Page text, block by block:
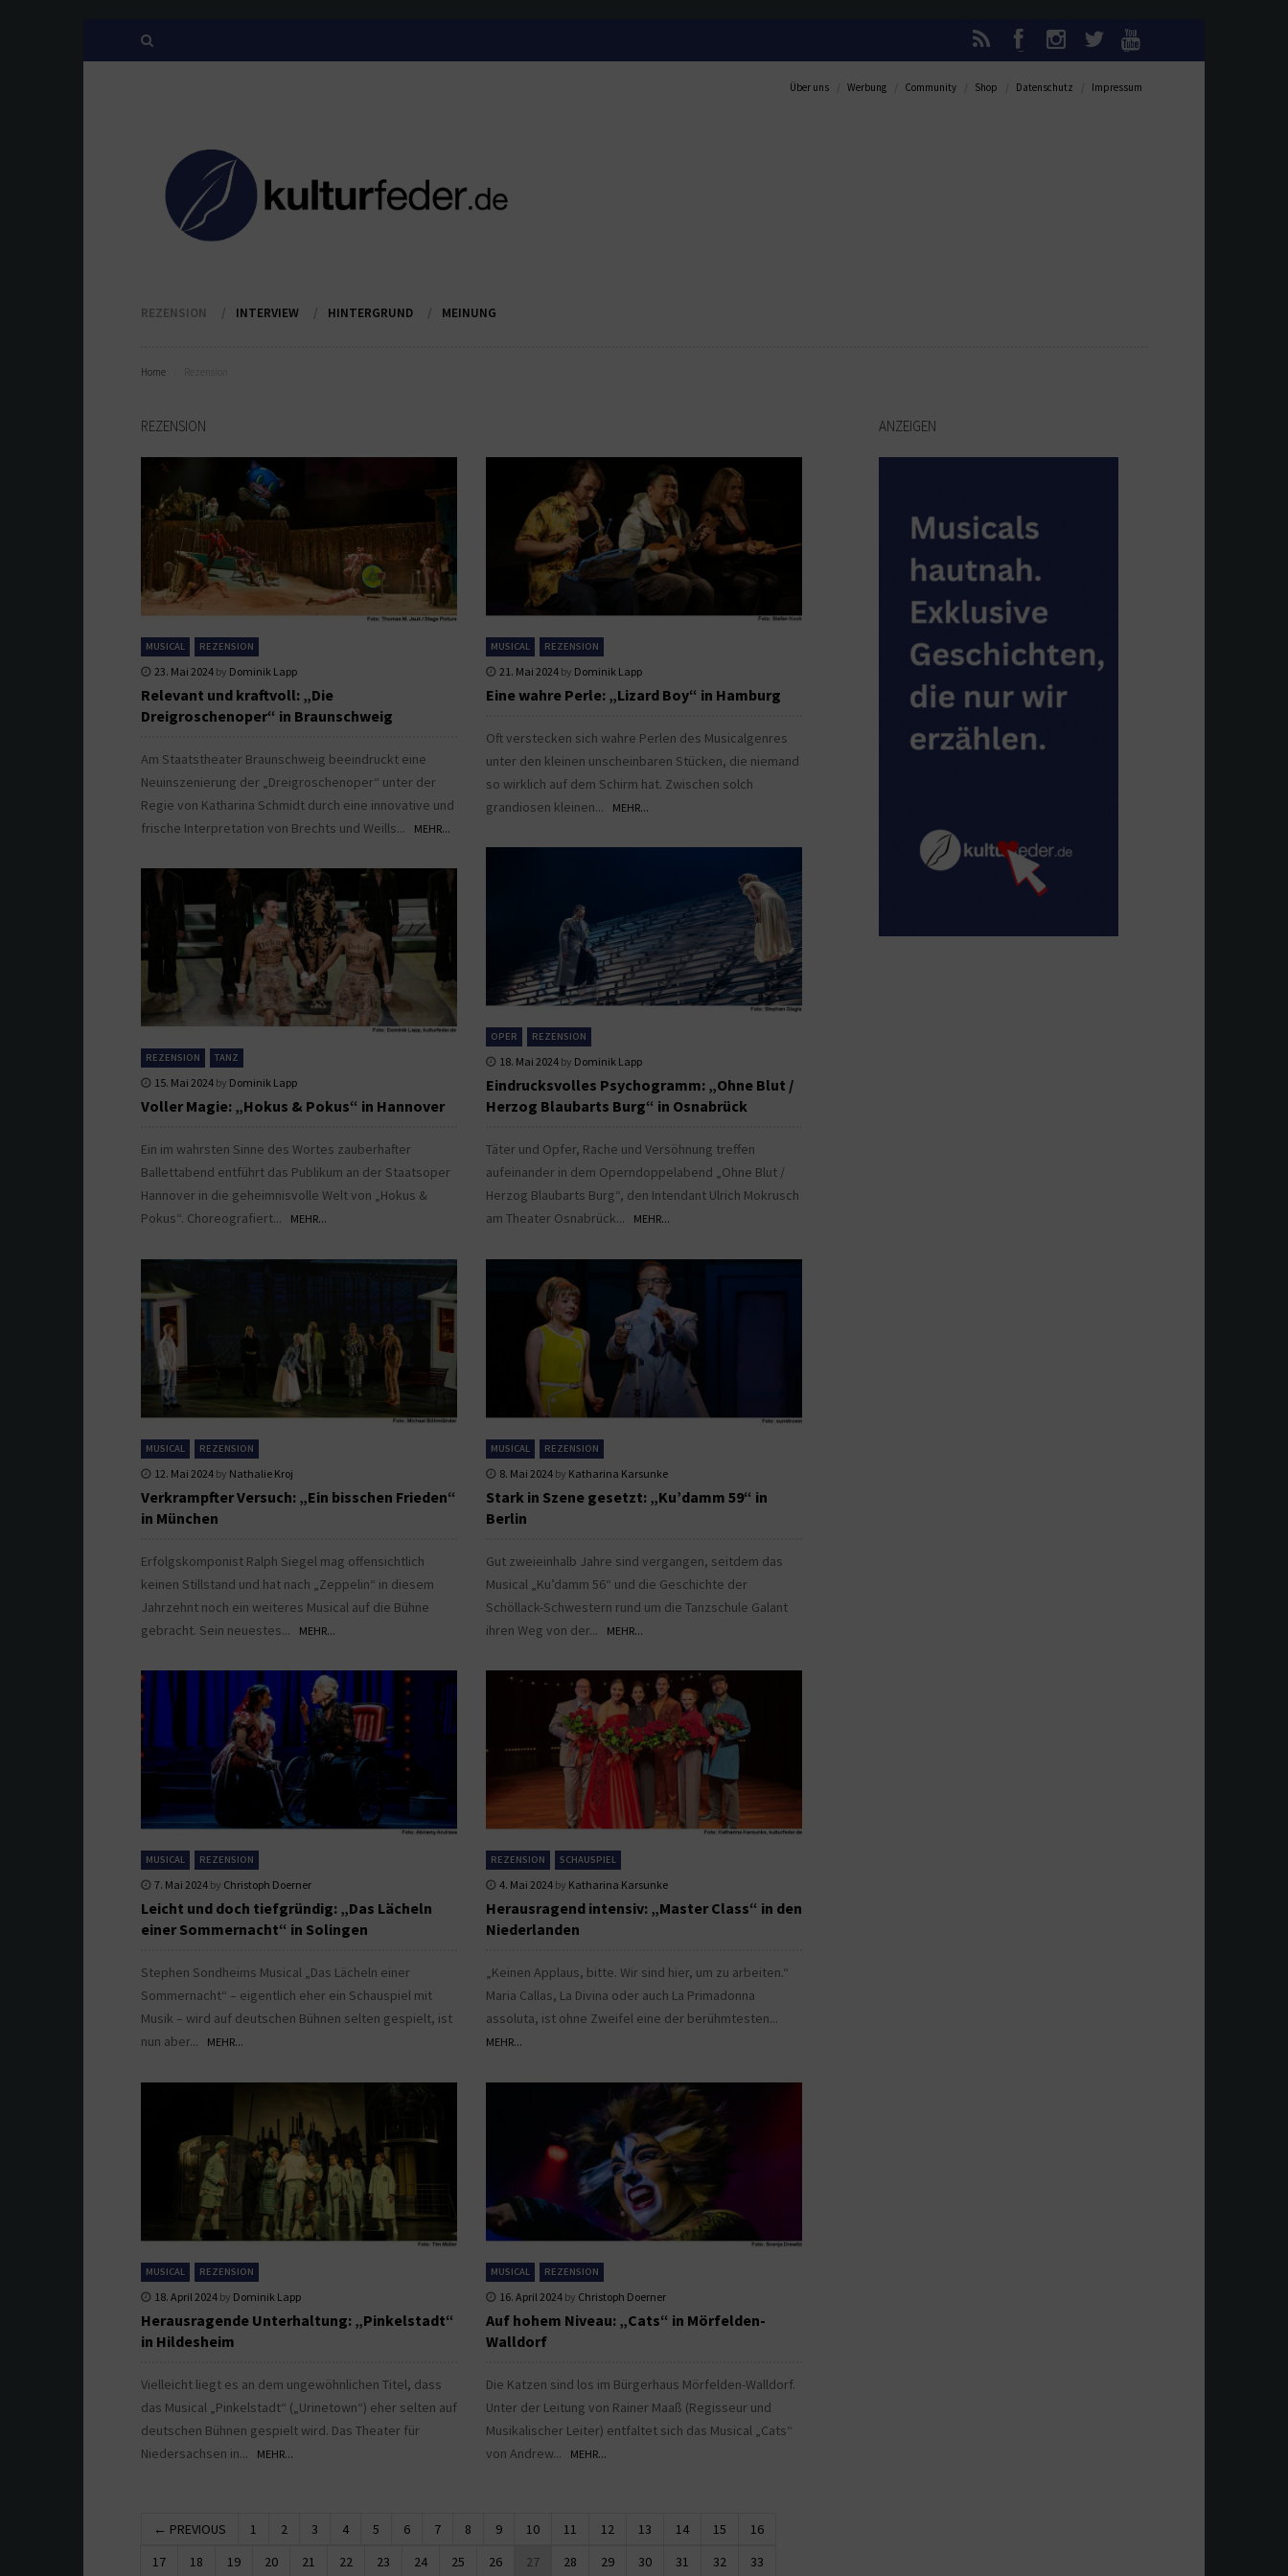
Über uns Werbung Community Shop Datenschutz Impressum
REZENSION INTERVIEW HINTERGRUND MEINUNG
Home
REZENSION
MUSICAL REZENSION
23. Mai 2024 by Dominik Lapp
Relevant und kraftvoll: „Die
Dreigroschenoper“ in Braunschweig
Am Staatstheater Braunschweig beeindruckt eine
Neuinszenierung der „Dreigroschenoper“ unter der
Regie von Katharina Schmidt durch eine innovative und
frische Interpretation von Brechts und Weills...
MEHR...
MUSICAL REZENSION
21. Mai 2024 by Dominik Lapp
Eine wahre Perle: „Lizard Boy“ in Hamburg
Oft verstecken sich wahre Perlen des Musicalgenres
unter den kleinen unscheinbaren Stücken, die niemand
so wirklich auf dem Schirm hat. Zwischen solch
grandiosen kleinen...
MEHR...
OPER REZENSION
18. Mai 2024 by Dominik Lapp
Eindrucksvolles Psychogramm: „Ohne Blut /
Herzog Blaubarts Burg“ in Osnabrück
Täter und Opfer, Rache und Versöhnung treffen
aufeinander in dem Operndoppelabend „Ohne Blut /
Herzog Blaubarts Burg“, den Intendant Ulrich Mokrusch
am Theater Osnabrück...
MEHR...
REZENSION TANZ
15. Mai 2024 by Dominik Lapp
Voller Magie: „Hokus & Pokus“ in Hannover
Ein im wahrsten Sinne des Wortes zauberhafter
Ballettabend entführt das Publikum an der Staatsoper
Hannover in die geheimnisvolle Welt von „Hokus &
Pokus“. Choreografiert...
MEHR...
MUSICAL REZENSION
12. Mai 2024 by Nathalie Kroj
Verkrampfter Versuch: „Ein bisschen Frieden“
in München
Erfolgskomponist Ralph Siegel mag offensichtlich
keinen Stillstand und hat nach „Zeppelin“ in diesem
Jahrzehnt noch ein weiteres Musical auf die Bühne
gebracht. Sein neuestes...
MEHR...
MUSICAL REZENSION
8. Mai 2024 by Katharina Karsunke
Stark in Szene gesetzt: „Ku’damm 59“ in
Berlin
Gut zweieinhalb Jahre sind vergangen, seitdem das
Musical „Ku’damm 56“ und die Geschichte der
Schöllack-Schwestern rund um die Tanzschule Galant
ihren Weg von der...
MEHR...
MUSICAL REZENSION
7. Mai 2024 by Christoph Doerner
Leicht und doch tiefgründig: „Das Lächeln
einer Sommernacht“ in Solingen
Stephen Sondheims Musical „Das Lächeln einer
Sommernacht“ – eigentlich eher ein Schauspiel mit
Musik – wird auf deutschen Bühnen selten gespielt, ist
nun aber...
MEHR...
REZENSION SCHAUSPIEL
4. Mai 2024 by Katharina Karsunke
Herausragend intensiv: „Master Class“ in den
Niederlanden
„Keinen Applaus, bitte. Wir sind hier, um zu arbeiten.“
Maria Callas, La Divina oder auch La Primadonna
assoluta, ist ohne Zweifel eine der berühmtesten...
MEHR...
MUSICAL REZENSION
18. April 2024 by Dominik Lapp
Herausragende Unterhaltung: „Pinkelstadt“
in Hildesheim
Vielleicht liegt es an dem ungewöhnlichen Titel, dass
das Musical „Pinkelstadt“ („Urinetown“) eher selten auf
deutschen Bühnen gespielt wird. Das Theater für
Niedersachsen in...
MEHR...
MUSICAL REZENSION
16. April 2024 by Christoph Doerner
Auf hohem Niveau: „Cats“ in Mörfelden-
Walldorf
Die Katzen sind los im Bürgerhaus Mörfelden-Walldorf.
Unter der Leitung von Rainer Maaß (Regisseur und
Musikalischer Leiter) entfaltet sich das Musical „Cats“
von Andrew...
MEHR...
← PREVIOUS 1 2 3 4 5 6 7 8 9 10 11 12 13 14 15
16
17
18 19 20 21 22 23 24 25 26 27 28 29 30 31 32 33
ANZEIGEN